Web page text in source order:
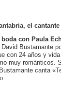
el cantante
con Paula
Bustamante
con 24 años y
muy románticos.
canta